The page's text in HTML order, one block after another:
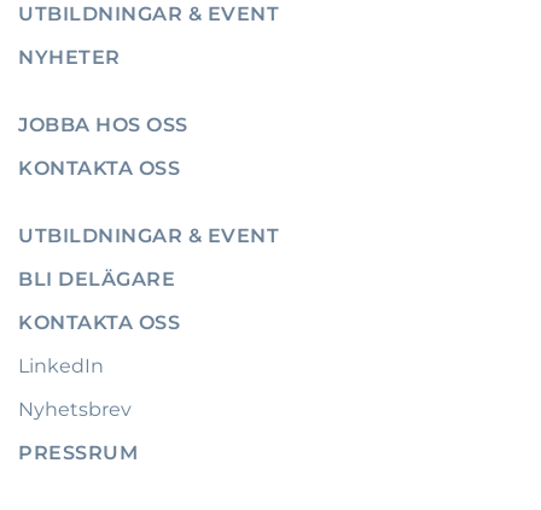
UTBILDNINGAR & EVENT
NYHETER
JOBBA HOS OSS
KONTAKTA OSS
UTBILDNINGAR & EVENT
BLI DELÄGARE
KONTAKTA OSS
LinkedIn
Nyhetsbrev
PRESSRUM